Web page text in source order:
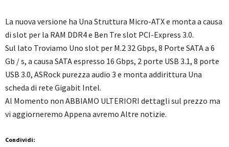
La nuova versione ha Una Struttura Micro-ATX e monta a causa
di slot per la RAM DDR4 e Ben Tre slot PCI-Express 3.0.
Sul lato Troviamo Uno slot per M.2 32 Gbps, 8 Porte SATA a 6
Gb / s, a causa SATA espresso 16 Gbps, 2 porte USB 3.1, 8 porte
USB 3.0, ASRock purezza audio 3 e monta addirittura Una
scheda di rete Gigabit Intel.
Al Momento non ABBIAMO ULTERIORI dettagli sul prezzo ma
vi aggiorneremo Appena avremo Altre notizie.
Condividi: